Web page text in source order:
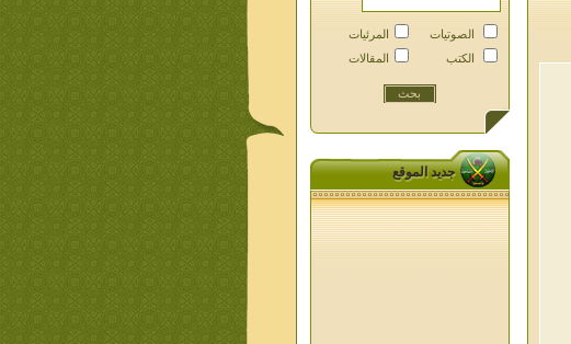
الصوتيات
الكتب
المرئيات
المقالات
جديد الموقع